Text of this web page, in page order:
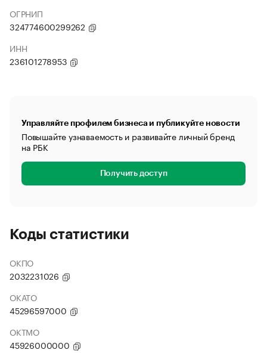
ОГРНИП
324774600299262
ИНН
236101278953
Управляйте профилем бизнеса и публикуйте новости
Повышайте узнаваемость и развивайте личный бренд
на РБК
Получить доступ
Коды статистики
ОКПО
2032231026
ОКАТО
45296597000
ОКТМО
45926000000